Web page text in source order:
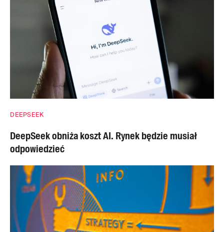
DEEPSEEK
DeepSeek obniża koszt AI. Rynek będzie musiał
odpowiedzieć